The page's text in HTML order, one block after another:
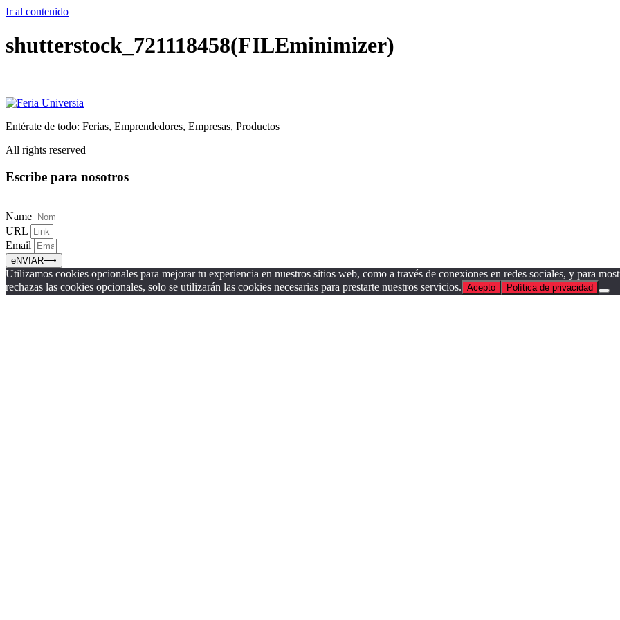
Ir al contenido
shutterstock_721118458(FILEminimizer)
Entérate de todo: Ferias, Emprendedores, Empresas, Productos
All rights reserved
Escribe para nosotros
Name
URL
Email
eNVIAR⟶
Utilizamos cookies opcionales para mejorar tu experiencia en nuestros sitios web, como a través de conexiones en redes sociales, y para
rechazas las cookies opcionales, solo se utilizarán las cookies necesarias para prestarte nuestros servicios. Acepto Política de privacidad